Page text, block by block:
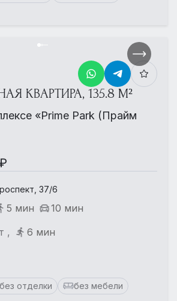
КВАРТИРА, 135.8 М²
«Prime Park (Прайм
37/6
5 мин
10 мин
,
6 мин
без отделки без мебели